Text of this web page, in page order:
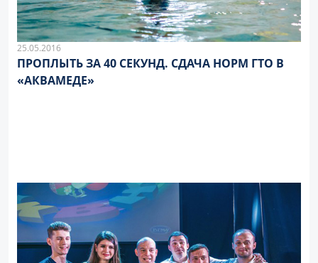
25.05.2016
ПРОПЛЫТЬ ЗА 40 СЕКУНД. СДАЧА НОРМ ГТО В
«АКВАМЕДЕ»